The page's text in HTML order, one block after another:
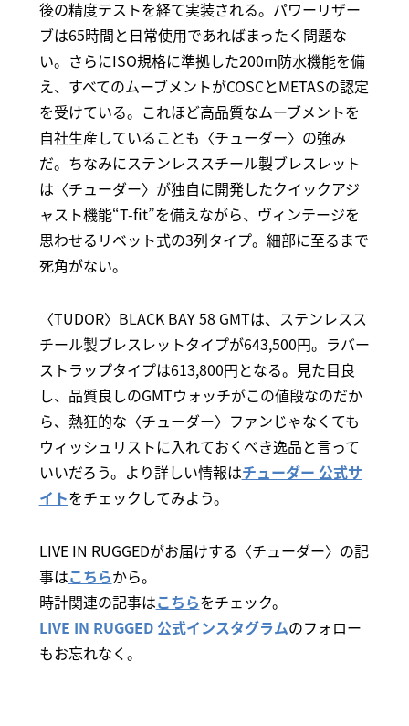
後の精度テストを経て実装される。パワーリザー
ブは65時間と日常使用であればまったく問題な
い。さらにISO規格に準拠した200m防水機能を備
え、すべてのムーブメントがCOSCとMETASの認定
を受けている。これほど高品質なムーブメントを
自社生産していることも〈チューダー〉の強み
だ。ちなみにステンレススチール製ブレスレット
は〈チューダー〉が独自に開発したクイックアジ
ャスト機能“T-fit”を備えながら、ヴィンテージを
思わせるリベット式の3列タイプ。細部に至るまで
死角がない。
〈TUDOR〉BLACK BAY 58 GMTは、ステンレスス
チール製ブレスレットタイプが643,500円。ラバー
ストラップタイプは613,800円となる。見た目良
し、品質良しのGMTウォッチがこの値段なのだか
ら、熱狂的な〈チューダー〉ファンじゃなくても
ウィッシュリストに入れておくべき逸品と言って
いいだろう。より詳しい情報はチューダー 公式サ
イトをチェックしてみよう。
LIVE IN RUGGEDがお届けする〈チューダー〉の記
事はこちらから。
時計関連の記事はこちらをチェック。
LIVE IN RUGGED 公式インスタグラムのフォロー
もお忘れなく。